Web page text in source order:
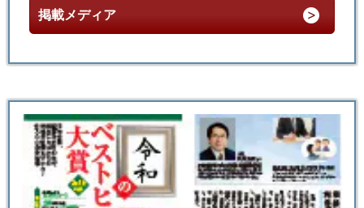
掲載メディア